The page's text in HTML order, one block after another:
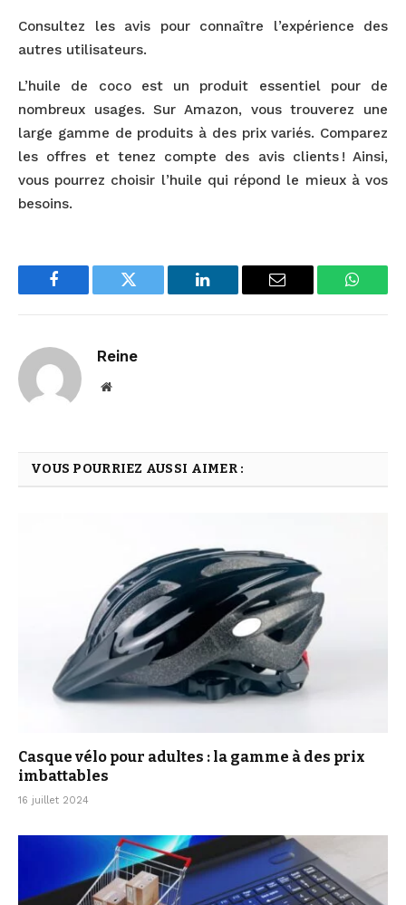
Consultez les avis pour connaître l’expérience des
autres utilisateurs.
L’huile de coco est un produit essentiel pour de
nombreux usages. Sur Amazon, vous trouverez une
large gamme de produits à des prix variés. Comparez
les offres et tenez compte des avis clients ! Ainsi,
vous pourrez choisir l’huile qui répond le mieux à vos
besoins.
Facebook Twitter LinkedIn Email
Reine
Website
VOUS POURRIEZ AUSSI AIMER :
Casque vélo pour adultes : la gamme à des prix
imbattables
16 juillet 2024